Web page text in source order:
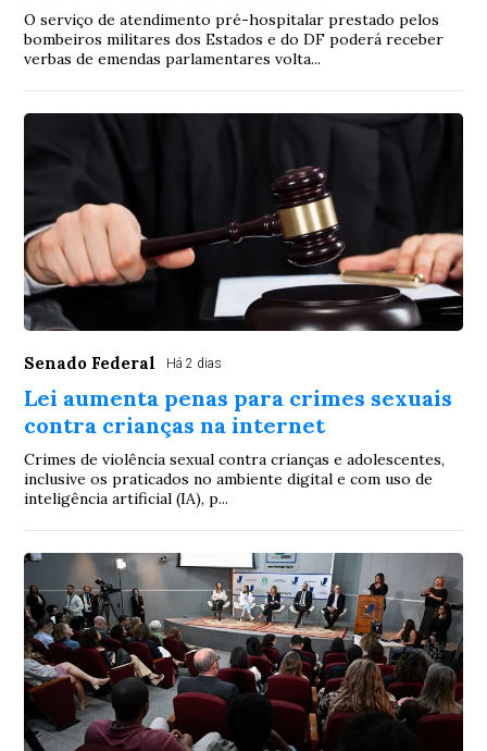
O serviço de atendimento pré-hospitalar prestado pelos
bombeiros militares dos Estados e do DF poderá receber
verbas de emendas parlamentares volta...
Senado Federal Há 2 dias
Lei aumenta penas para crimes sexuais
contra crianças na internet
Crimes de violência sexual contra crianças e adolescentes,
inclusive os praticados no ambiente digital e com uso de
inteligência artificial (IA), p...